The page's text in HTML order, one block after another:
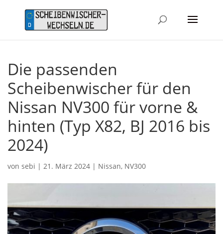
Die passenden
Scheibenwischer für den
Nissan NV300 für vorne &
hinten (Typ X82, BJ 2016 bis
2024)
von sebi | 21. März 2024 | Nissan, NV300